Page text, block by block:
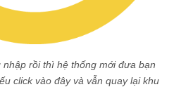
nhập rồi thì hệ thống mới đưa bạn
click vào đây và vẫn quay lại khu